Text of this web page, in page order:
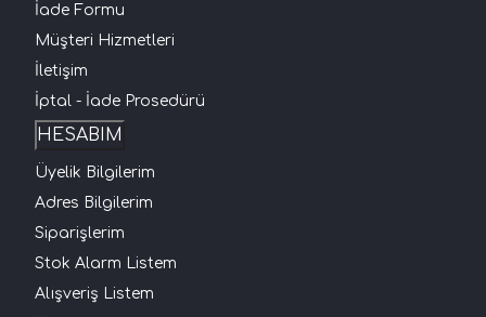
İade Formu
Müşteri Hizmetleri
İletişim
İptal - İade Prosedürü
HESABIM
Üyelik Bilgilerim
Adres Bilgilerim
Siparişlerim
Stok Alarm Listem
Alışveriş Listem